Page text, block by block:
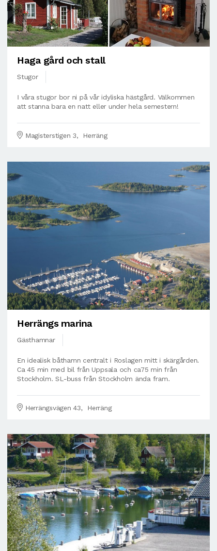
Haga gård och stall
Stugor
I våra stugor bor ni på vår idyliska hästgård. Välkommen
att stanna bara en natt eller under hela semestern!
Magisterstigen 3, Herräng
Herrängs marina
Gästhamnar
En idealisk båthamn centralt i Roslagen mitt i skärgården.
Ca 45 min med bil från Uppsala och ca75 min från
Stockholm. SL-buss från Stockholm ända fram.
Herrängsvägen 43, Herräng